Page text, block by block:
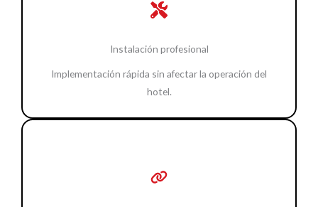
Instalación profesional
Implementación rápida sin afectar la operación del
hotel.